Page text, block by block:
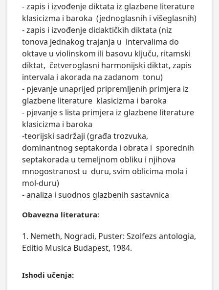
- zapis i izvođenje diktata iz glazbene literature
klasicizma i baroka  (jednoglasnih i višeglasnih)
- zapis i izvođenje didaktičkih diktata (niz
tonova jednakog trajanja u  intervalima do
oktave u violinskom ili basovu ključu, ritamski
diktat,  četveroglasni harmonijski diktat, zapis
intervala i akorada na zadanom  tonu)
- pjevanje unaprijed pripremljenih primjera iz
glazbene literature  klasicizma i baroka
- pjevanje s lista primjera iz glazbene literature
klasicizma i baroka
-teorijski sadržaji (građa trozvuka,
dominantnog septakorda i obrata i  sporednih
septakorada u temeljnom obliku i njihova
mnogostranost u  duru, svim oblicima mola i
mol-duru)
- analiza i suodnos glazbenih sastavnica
Obavezna literatura:
1. Nemeth, Nogradi, Puster: Szolfezs antologia,
Editio Musica Budapest, 1984.
Ishodi učenja: